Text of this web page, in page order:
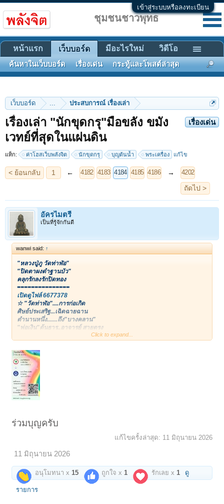
เข้าสู่ระบบหรือลงทะเบียน
เว็บบอร์ด ... ประสบการณ์ เรื่องเล่า
เรื่องเด่น
เรื่องเล่า "นักขุดกรุ"มือขลัง ขมัง
เวทย์ที่สุดในแผ่นดิน
แท็ก: ค่าโฮสเว็บพลังจิต นักขุดกรุ บุญต้นน้ำ พระเครื่อง แก้ไข
< ย้อนกลับ 1 4182 4183 4184 4185 4186 → 4202
อัครไมตรี
เป็นที่รู้จักกันดี
wanwi said: ↑
"หลวงปู่ภู วัดท่าฬ่อ"
"ปิดตาผงดำฐานบัว"
คลุกรักลงรักปิดทอง
===============
เปิดดูไฟล์ 6677378
☆ "วัดท่าฬ่อ"....การก่อเกิด
ศิษย์ประเสริฐ...เฉิดฉายฉาน
ตำนานหนึ่ง.......ถึง"บางคลาน"
"พ่อเงิน"ต้นธาร..อาจารย์ สายตรง
--ลง'รัก'สวย...ด้วยบรรจง
--จิตมั่นคง.....สมทรง ศิษย์เอก!
~~~~~~~~~~~~~~~
คงไม่อรรถาธิบายกันมาก สำหรับชื่อเสียงเรียงนาม เกียรติประวัติเกรียงไกร
ของ "หลวงปู่ภู ธัมมโชติ" ผู้สว่างในธรรมแห่ง "วัดท่าฬ่อ" หนึ่งในศิษย์ของ
"หลวงพ่อเงิน บางคลาน" เทพเจ้าแห่งแดนชาละวัน!!!
หลายครั้งหลายหน ฝึกจิตกล้าแข็ง ยุคสมัยที่ป่าดงพงดิบเต็มไปด้วยเสือ ช้าง
หมี อสรพิษร้าย ฯลฯ การเดินป่าเอกอุได้รับวิชาการด้านแพทย์โบราณ และ
รวมไปถึงสรรพวิชาทางจิต วิทยาการที่ศักดิ์สิทธิ์วิเศษอื่นๆ อันได้ร่ำเรียนจาก
เมื่อปกครอง "วัดท่าฬ่อ" ในปี 2437 วัดที่ทรุดโทรมไร้ผู้คนเหลียวแล แต่ด้วย
บารมีแก่กล้า และความมุ่งมั่นบวกกับวิทยาการยอดเยี่ยมหลายแขนง ทำให้
Click to expand...
ร่วมบุญครับ
แก้ไขครั้งล่าสุด: 11 มิถุนายน 2026
11 มิถุนายน 2026
อนุโมทนา x 15 ถูกใจ x 1 รักเลย x 1 ดู
รายการ
ชุมชนชาวพุทธ
หน้าแรก เว็บบอร์ด
ค้นหาในเว็บบอร์ด เรื่องเด่น กระทู้และโพสต์ล่าสุด
มีอะไรใหม่ วิดีโอ